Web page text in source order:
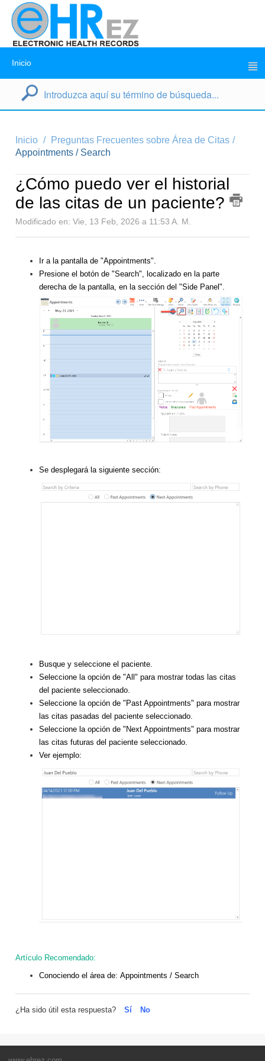
Inicio
Inicio
Preguntas Frecuentes sobre Área de Citas
Appointments / Search
¿Cómo puedo ver el historial
de las citas de un paciente?
Modificado en: Vie, 13 Feb, 2026 a 11:53 A. M.
Ir a la pantalla de "Appointments".
Presione el botón de "Search", localizado en la parte
derecha de la pantalla, en la sección del "Side Panel".
Se desplegará la siguiente sección:
Busque y seleccione el paciente.
Seleccione la opción de "All" para mostrar todas las citas
del paciente seleccionado.
Seleccione la opción de "Past Appointments" para mostrar
las citas pasadas del paciente seleccionado.
Seleccione la opción de "Next Appointments" para mostrar
las citas futuras del paciente seleccionado.
Ver ejemplo:
Artículo Recomendado:
Conociendo el área de: Appointments / Search
¿Ha sido útil esta respuesta? Sí No